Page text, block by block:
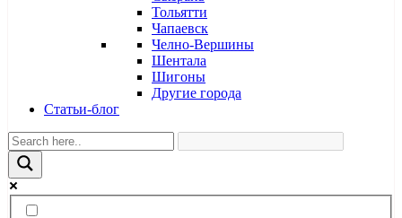
Тольятти
Чапаевск
Челно-Вершины
Шентала
Шигоны
Другие города
Статьи-блог